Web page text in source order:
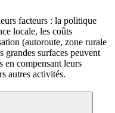
facteurs : la politique
locale, les coûts
(autoroute, zone rurale
grandes surfaces peuvent
en compensant leurs
autres activités.